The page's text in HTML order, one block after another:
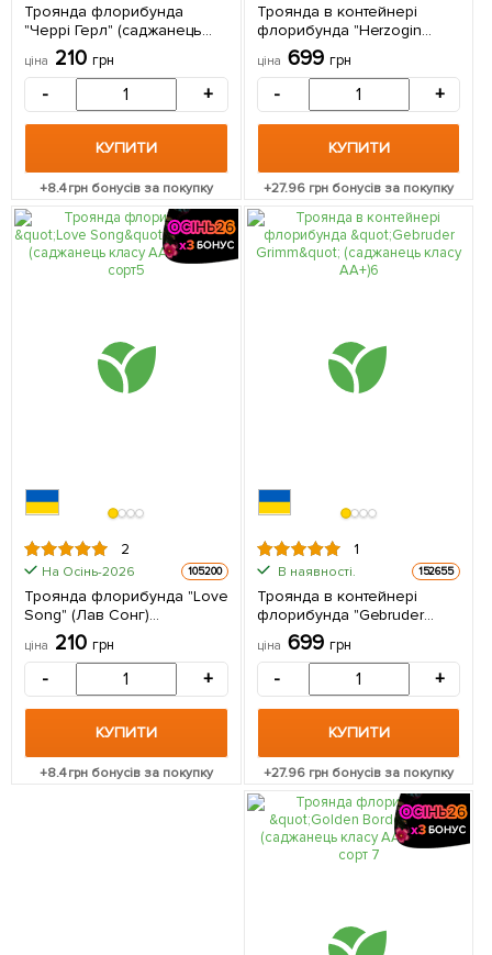
Троянда флорибунда
"Черрі Герл" (саджанець
класу АА+) вищий сорт 1
саджанець в упаковці
ціна 210 грн
- +
КУПИТИ
+8.4грн бонусів за покупку
Троянда в контейнері
флорибунда "Herzogin
Christiana" (саджанець
класу АА+) 1 саджанець в
ціна 699 грн
- +
КУПИТИ
+27.96 грн бонусів за покупку
2
На Осінь-2026 105200
Троянда флорибунда "Love
Song" (Лав Сонг)
(саджанець класу АА+)
вищий сорт 1 саджанець в
ціна 210 грн
- +
КУПИТИ
+8.4грн бонусів за покупку
1
В наявності. 152655
Троянда в контейнері
флорибунда "Gebruder
Grimm" (саджанець класу
АА+) 1 саджанець в
ціна 699 грн
- +
КУПИТИ
+27.96 грн бонусів за покупку